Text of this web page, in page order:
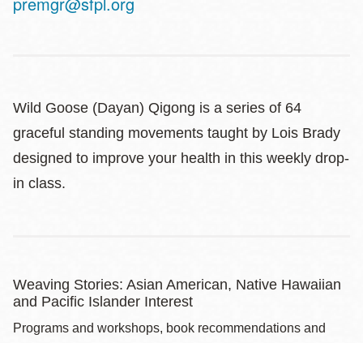
Wild Goose (Dayan) Qigong is a series of 64
graceful standing movements taught by Lois Brady
designed to improve your health in this weekly drop-
in class.
Weaving Stories: Asian American, Native Hawaiian
and Pacific Islander Interest
Programs and workshops, book recommendations and